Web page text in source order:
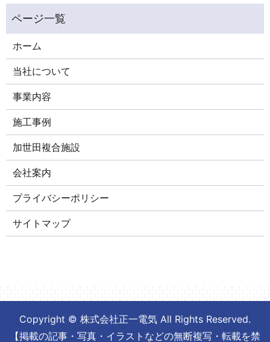
ホーム
当社について
事業内容
施工事例
加世田複合施設
会社案内
プライバシーポリシー
サイトマップ
Copyright © 株式会社正一電気 All Rights Reserved.
【掲載の記事・写真・イラストなどの無断複写・転載を禁